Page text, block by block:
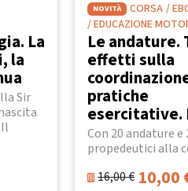
La
la
Sir
NOVITÀ CORSA /
/ EDUCAZIONE
Le andature.
effetti sulla
pratiche
esercitative.
Con 20 andature e
propedeutici alla
16,00€ 10,00